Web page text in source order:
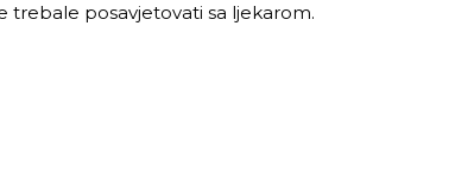
trebale posavjetovati sa ljekarom.